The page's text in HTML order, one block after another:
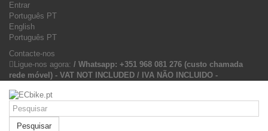
Entrar
Português PT
English
Português PT
Contacte-nos
Ligue-nos agora: / Whatsapp: +351 968 081 276 (custo chamada
rede móvel) - VAT NOT INCLUDED / IVA NÃO INCLUIDO -
Pesquisar